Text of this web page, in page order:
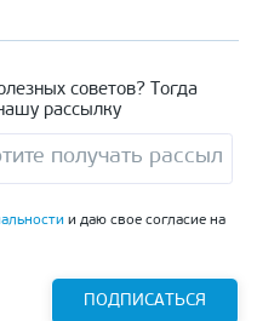
советов? Тогда
рассылку
и даю свое согласие на
ПОДПИСАТЬСЯ